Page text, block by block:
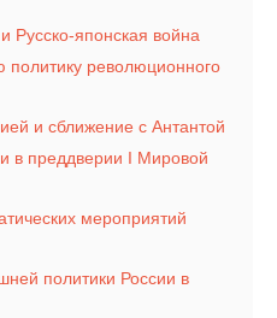
Русско-японская война
революционного
и сближение с Антантой
в преддверии I Мировой
мероприятий
политики России в